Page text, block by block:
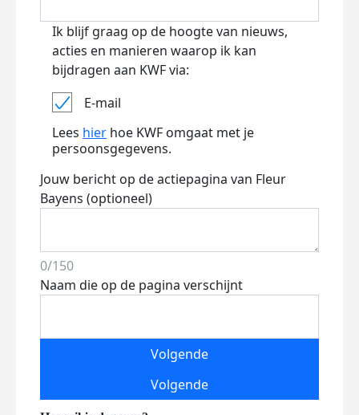
Ik blijf graag op de hoogte van nieuws,
acties en manieren waarop ik kan
bijdragen aan KWF via:
E-mail
Lees hier hoe KWF omgaat met je
persoonsgegevens.
Jouw bericht op de actiepagina van Fleur
Bayens (optioneel)
0/150
Naam die op de pagina verschijnt
Volgende
Volgende